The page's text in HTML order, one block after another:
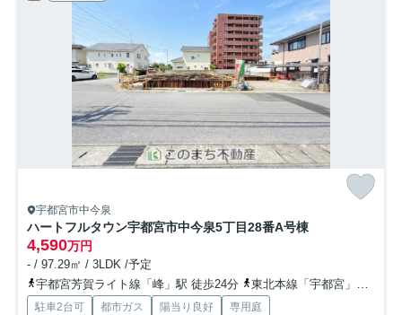
宇都宮市中今泉
ハートフルタウン宇都宮市中今泉5丁目28番A号棟
4,590万円
- / 97.29㎡ / 3LDK /予定
宇都宮芳賀ライト線「峰」駅 徒歩24分
東北本線「宇都宮」駅 徒歩33分
駐車2台可 都市ガス 陽当り良好
専用庭